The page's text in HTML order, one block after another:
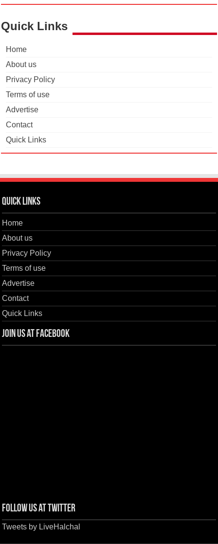
Quick Links
Home
About us
Privacy Policy
Terms of use
Advertise
Contact
Quick Links
Quick Links
Home
About us
Privacy Policy
Terms of use
Advertise
Contact
Quick Links
Join us at Facebook
Follow us at Twitter
Tweets by LiveHalchal